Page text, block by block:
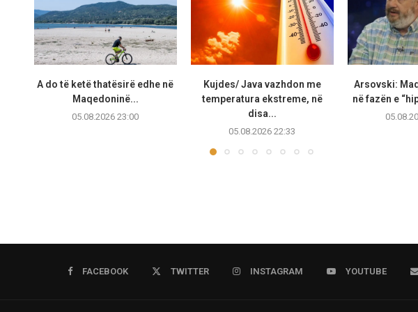
A do të ketë thatësirë edhe në
Maqedoninë...
05.08.2026 23:00
Kujdes/ Java vazhdon me
temperatura ekstreme, në
disa...
05.08.2026 22:33
Arsovski:
në fazën e
FACEBOOK TWITTER INSTAGRAM YOUTUBE